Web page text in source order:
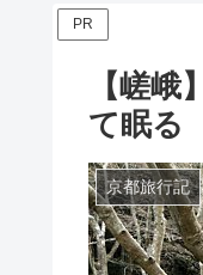
PR
【嵯
て眠る
京都旅行記